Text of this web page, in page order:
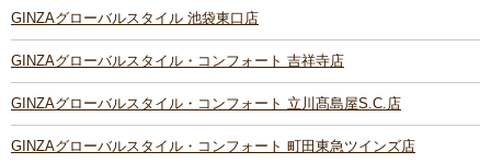
GINZAグローバルスタイル 池袋東口店
GINZAグローバルスタイル・コンフォート 吉祥寺店
GINZAグローバルスタイル・コンフォート 立川髙島屋S.C.店
GINZAグローバルスタイル・コンフォート 町田東急ツインズ店